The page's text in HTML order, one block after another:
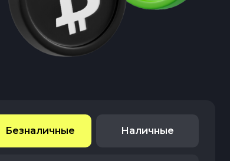
Безналичные Наличные